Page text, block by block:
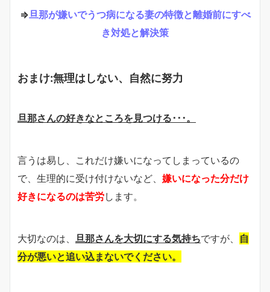
⇒旦那が嫌いでうつ病になる妻の特徴と離婚前にすべ
き対処と解決策
おまけ:無理はしない、自然に努力
旦那さんの好きなところを見つける･･･。
言うは易し、これだけ嫌いになってしまっているの
で、生理的に受け付けないなど、 嫌いになった分だけ
好きになるのは苦労します。
大切なのは、 旦那さんを大切にする気持ちですが、 自
分が悪いと追い込まないでください。